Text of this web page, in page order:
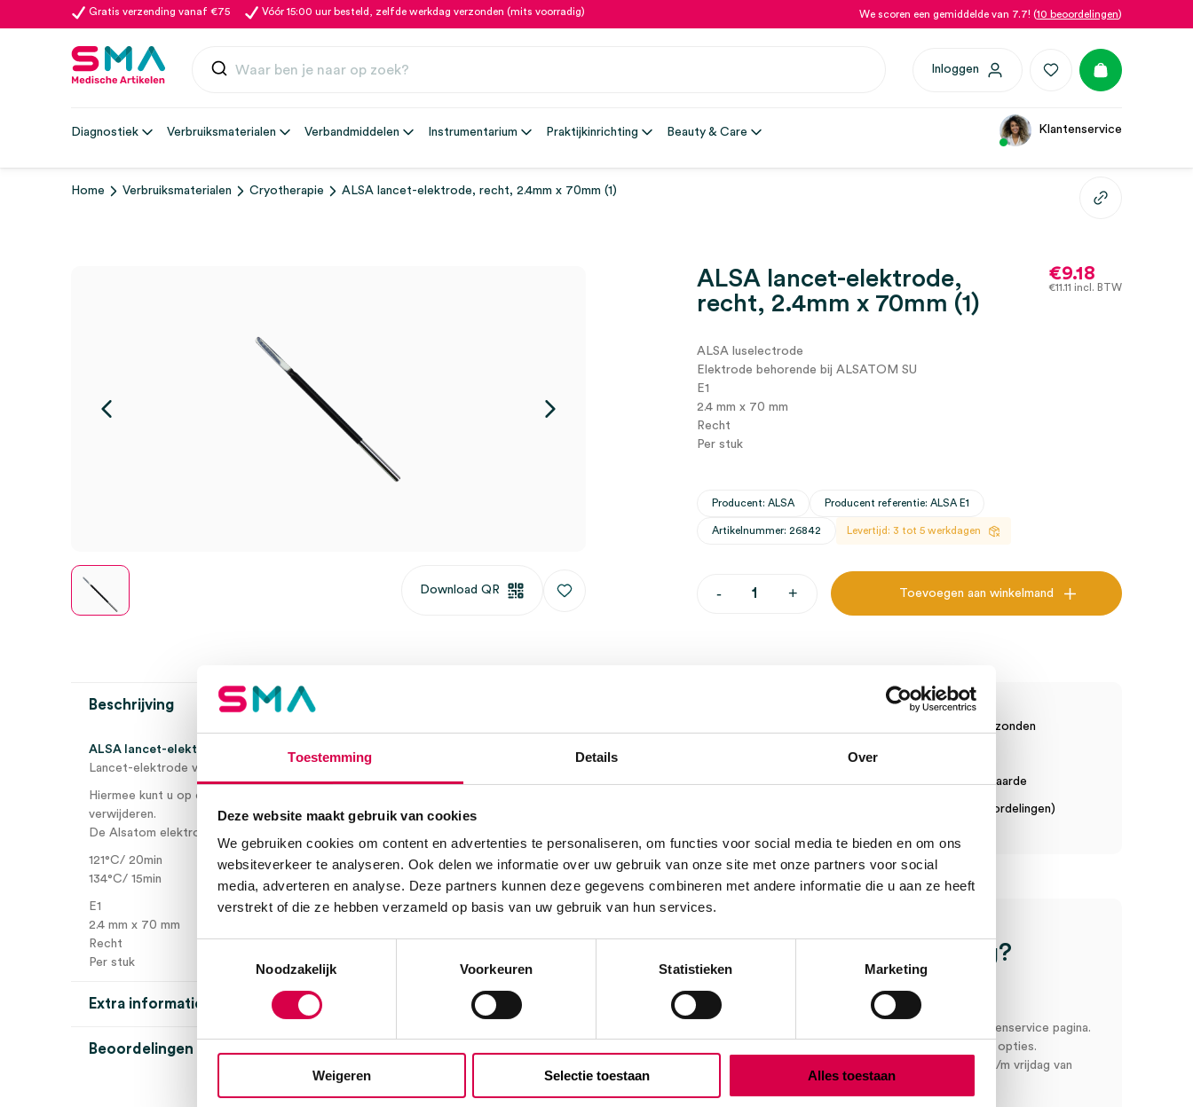
Toestemming Details Over
Deze website maakt gebruik van cookies
We gebruiken cookies om content en advertenties te personaliseren, om functies voor social media te bieden en om ons
websiteverkeer te analyseren. Ook delen we informatie over uw gebruik van onze site met onze partners voor social
media, adverteren en analyse. Deze partners kunnen deze gegevens combineren met andere informatie die u aan ze heeft
verstrekt of die ze hebben verzameld op basis van uw gebruik van hun services.
Noodzakelijk
Voorkeuren Statistieken Marketing
Weigeren Selectie toestaan Alles toestaan
Gratis verzending vanaf €75 Vóór 15:00 uur besteld, zelfde werkdag verzonden (mits voorradig) We scoren een gemiddelde van 7.7! (10 beoordelingen)
Inloggen
Diagnostiek Verbruiksmaterialen Verbandmiddelen Instrumentarium Praktijkinrichting Beauty & Care Klantenservice
Home Verbruiksmaterialen Cryotherapie ALSA lancet-elektrode, recht, 2.4mm x 70mm (1)
Download QR
ALSA lancet-elektrode,
recht, 2.4mm x 70mm (1)
€9.18
€11.11 incl. BTW
ALSA luselectrode
Elektrode behorende bij ALSATOM SU
E1
2.4 mm x 70 mm
Recht
Per stuk
Producent: ALSA Producent referentie: ALSA E1
Artikelnummer: 26842 Levertijd: 3 tot 5 werkdagen
- + Toevoegen aan winkelmand
Beschrijving
ALSA lancet-elektrode, recht, 2.4mm x 70mm, per stuk
Lancet-elektrode voor Alsatom
Hiermee kunt u op een eenvoudige wijze bloedvaatjes dichtschroeien en wratjes
verwijderen.
De Alsatom elektroden zijn steriliseerbaar in een autoclaaf.
121°C/ 20min
134°C/ 15min
E1
2.4 mm x 70 mm
Recht
Per stuk
Extra informatie
1 stuk
2.4mm, 70mm
Beoordelingen (0)
Beoordelingen
Op voorraad? Vandaag besteld, vandaag verzonden
Vaste klanten, vaste korting
Geen klein order toeslag vanaf €75 bestelwaarde
We scoren een gemiddelde van 7.7! (10 beoordelingen)
Heb je een vraag?
Anca helpt je!
Vind je antwoord snel en makkelijk op onze klantenservice pagina.
Of contacteer ons via een van de onderstaande opties.
Onze klantenservice is bereikbaar van maandag t/m vrijdag van
08:30 tot 17:00